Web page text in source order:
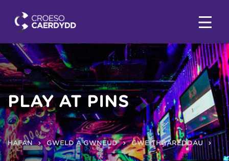
PLAY AT PINS
HAFAN GWELD A GWNEUD GWEITHGAREDDAU